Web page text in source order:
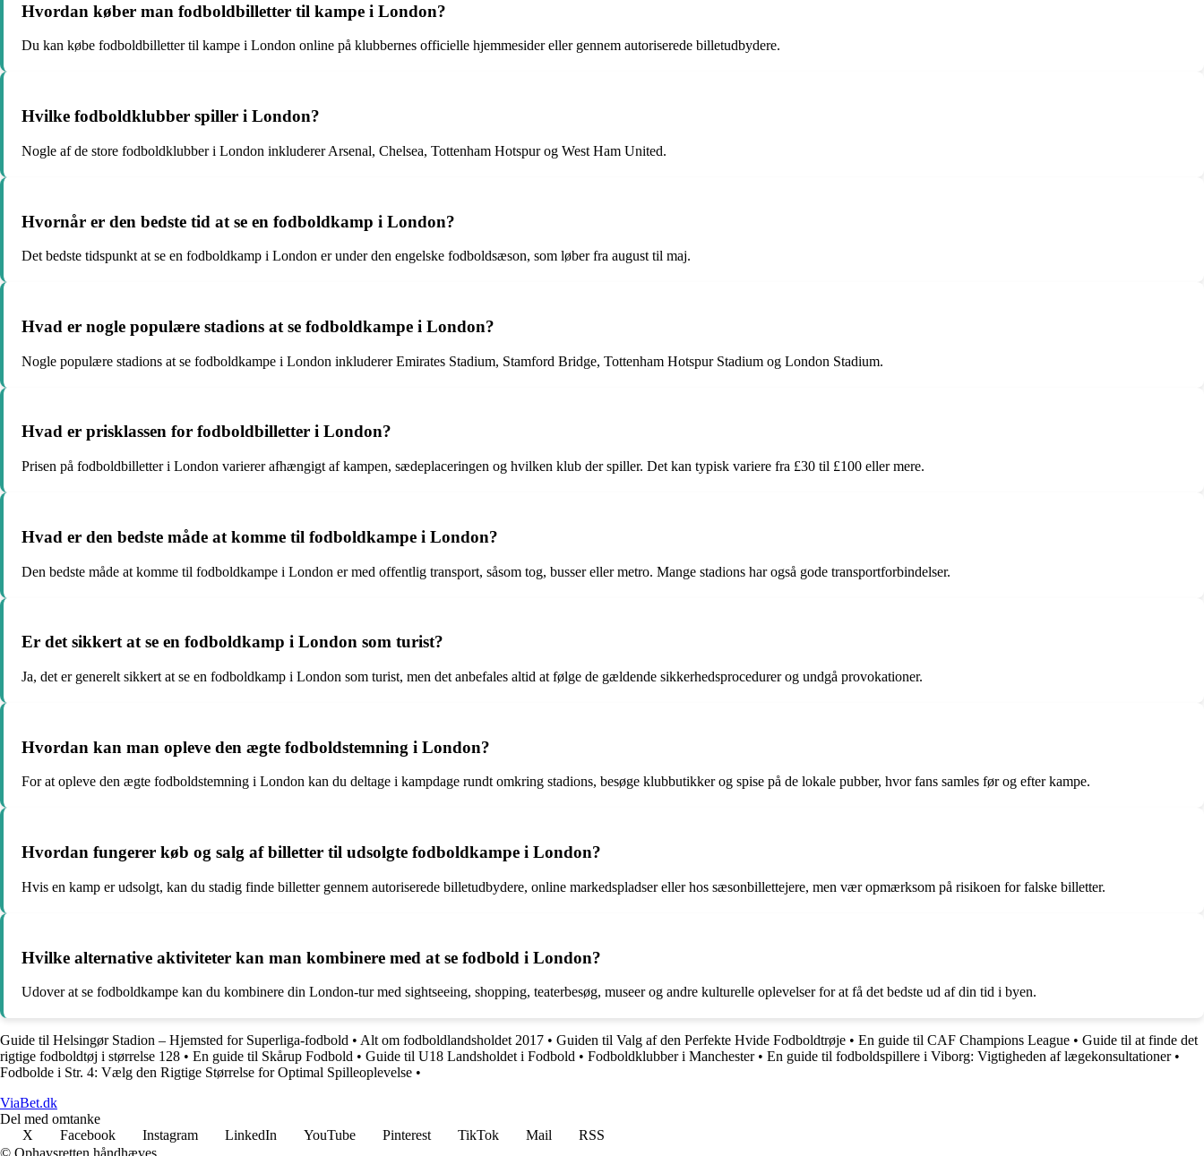
Hvordan køber man fodboldbilletter til kampe i London?
Du kan købe fodboldbilletter til kampe i London online på klubbernes officielle hjemmesider eller gennem autoriserede billetudbydere.
Hvilke fodboldklubber spiller i London?
Nogle af de store fodboldklubber i London inkluderer Arsenal, Chelsea, Tottenham Hotspur og West Ham United.
Hvornår er den bedste tid at se en fodboldkamp i London?
Det bedste tidspunkt at se en fodboldkamp i London er under den engelske fodboldsæson, som løber fra august til maj.
Hvad er nogle populære stadions at se fodboldkampe i London?
Nogle populære stadions at se fodboldkampe i London inkluderer Emirates Stadium, Stamford Bridge, Tottenham Hotspur Stadium og London Stadium.
Hvad er prisklassen for fodboldbilletter i London?
Prisen på fodboldbilletter i London varierer afhængigt af kampen, sædeplaceringen og hvilken klub der spiller. Det kan typisk variere fra £30 til £100 eller mere.
Hvad er den bedste måde at komme til fodboldkampe i London?
Den bedste måde at komme til fodboldkampe i London er med offentlig transport, såsom tog, busser eller metro. Mange stadions har også gode transportforbindelser.
Er det sikkert at se en fodboldkamp i London som turist?
Ja, det er generelt sikkert at se en fodboldkamp i London som turist, men det anbefales altid at følge de gældende sikkerhedsprocedurer og undgå provokationer.
Hvordan kan man opleve den ægte fodboldstemning i London?
For at opleve den ægte fodboldstemning i London kan du deltage i kampdage rundt omkring stadions, besøge klubbutikker og spise på de lokale pubber, hvor fans samles før og efter kampe.
Hvordan fungerer køb og salg af billetter til udsolgte fodboldkampe i London?
Hvis en kamp er udsolgt, kan du stadig finde billetter gennem autoriserede billetudbydere, online markedspladser eller hos sæsonbillettejere, men vær opmærksom på risikoen for falske billetter.
Hvilke alternative aktiviteter kan man kombinere med at se fodbold i London?
Udover at se fodboldkampe kan du kombinere din London-tur med sightseeing, shopping, teaterbesøg, museer og andre kulturelle oplevelser for at få det bedste ud af din tid i byen.
Guide til Helsingør Stadion – Hjemsted for Superliga-fodbold • Alt om fodboldlandsholdet 2017 • Guiden til Valg af den Perfekte Hvide Fodboldtrøje • En guide til CAF Champions League • Guide til at finde det
rigtige fodboldtøj i størrelse 128 • En guide til Skårup Fodbold • Guide til U18 Landsholdet i Fodbold • Fodboldklubber i Manchester• En guide til fodboldspillere i Viborg: Vigtigheden af lægekonsultationer•
Fodbolde i Str. 4: Vælg den Rigtige Størrelse for Optimal Spilleoplevelse •
ViaBet.dk
Del med omtanke
X
Facebook Instagram LinkedIn YouTube Pinterest TikTok Mail
RSS